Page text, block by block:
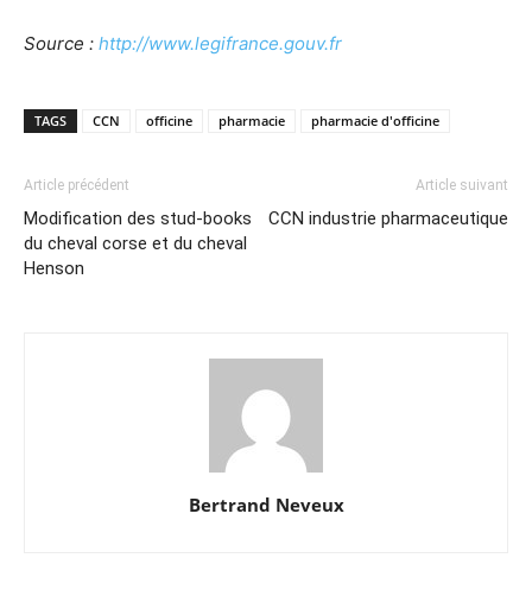
Source : http://www.legifrance.gouv.fr
TAGS CCN officine pharmacie pharmacie d'officine
Article précédent
Modification des stud-books
du cheval corse et du cheval
Henson
Article suivant
CCN industrie pharmaceutique
Bertrand Neveux